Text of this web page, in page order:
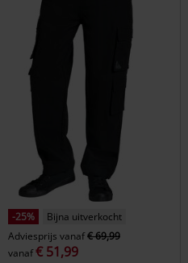
-25%
Bijna uitverkocht
Adviesprijs vanaf€ 69,99
vanaf€ 51,99